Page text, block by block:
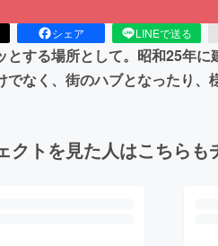
シェア LINEで送る
とする場所として。昭和25年
でなく、街のハブとなったり
クトを見た人はこちらも